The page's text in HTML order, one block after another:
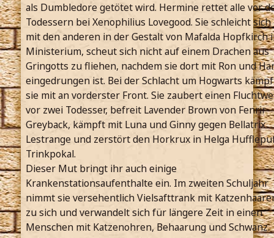
als Dumbledore getötet wird. Hermine rettet alle vor
Todessern bei Xenophilius Lovegood. Sie schleicht sich
mit den anderen in der Gestalt von Mafalda Hopfkirch
Ministerium, scheut sich nicht auf einem Drachen aus
Gringotts zu fliehen, nachdem sie dort mit Ron und
eingedrungen ist. Bei der Schlacht um Hogwarts
sie mit an vorderster Front. Sie zaubert einen
vor zwei Todesser, befreit Lavender Brown von Fenrir
Greyback, kämpft mit Luna und Ginny gegen Bellatrix
Lestrange und zerstört den Horkrux in Helga
Trinkpokal.
Dieser Mut bringt ihr auch einige
Krankenstationsaufenthalte ein. Im zweiten Schuljahr
nimmt sie versehentlich Vielsafttrank mit
zu sich und verwandelt sich für längere Zeit in einen
Menschen mit Katzenohren, Behaarung und Schwanz.